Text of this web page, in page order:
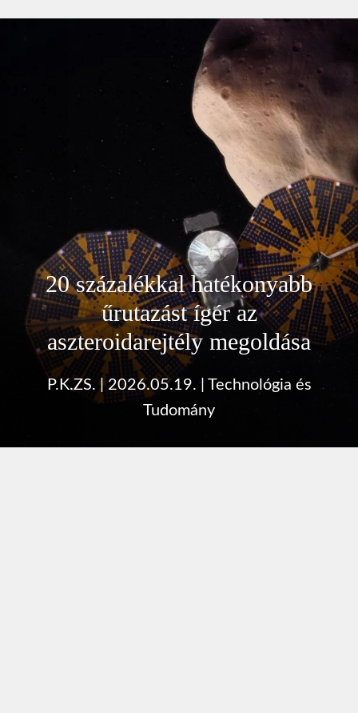
20 százalékkal hatékonyabb
űrutazást ígér az
aszteroidarejtély megoldása
P.K.ZS. | 2026.05.19. | Technológia és
Tudomány